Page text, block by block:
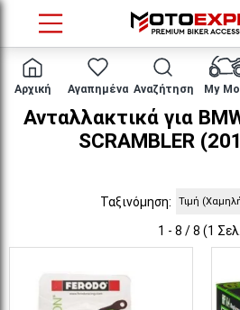
Αρχική Αγαπημένα Αναζήτηση My
HOME Μάρκα/μοντέλο BMW R1200
Ανταλλακτικά για
SCRAMBLER
Ταξινόμηση:
1 - 8 / 8 (1